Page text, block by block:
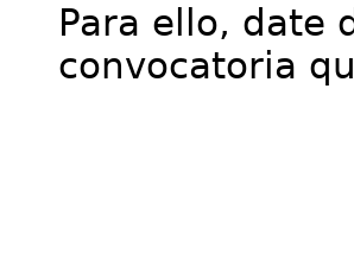
Para ello, date
convocatoria